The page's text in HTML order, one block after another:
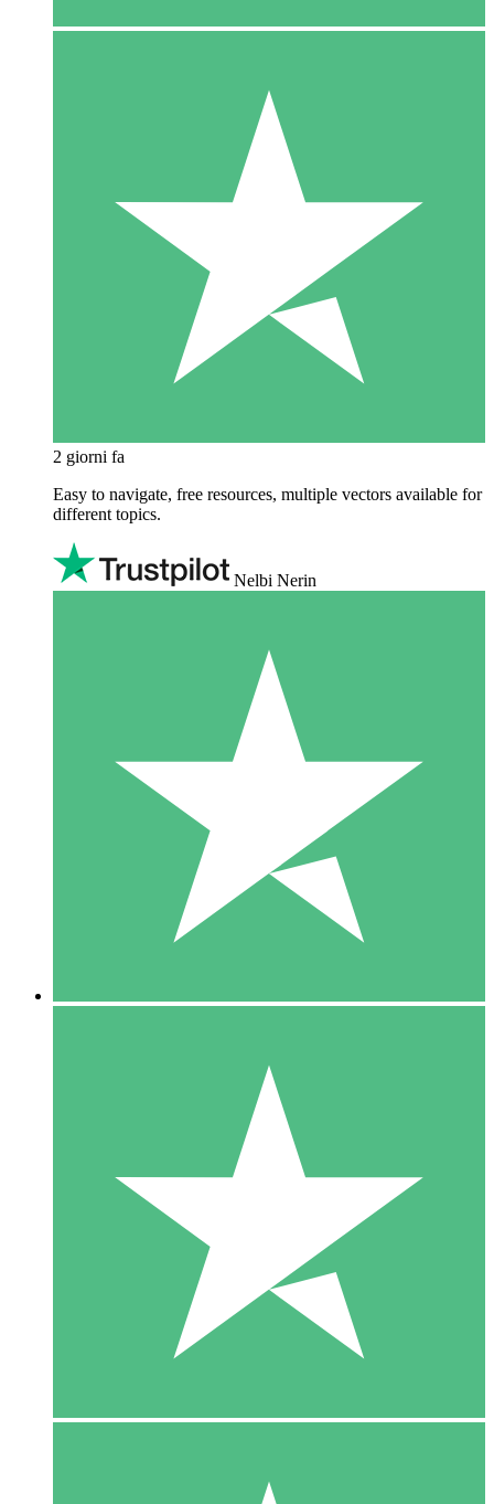
2 giorni fa
Easy to navigate, free resources, multiple vectors available for
different topics.
Nelbi Nerin